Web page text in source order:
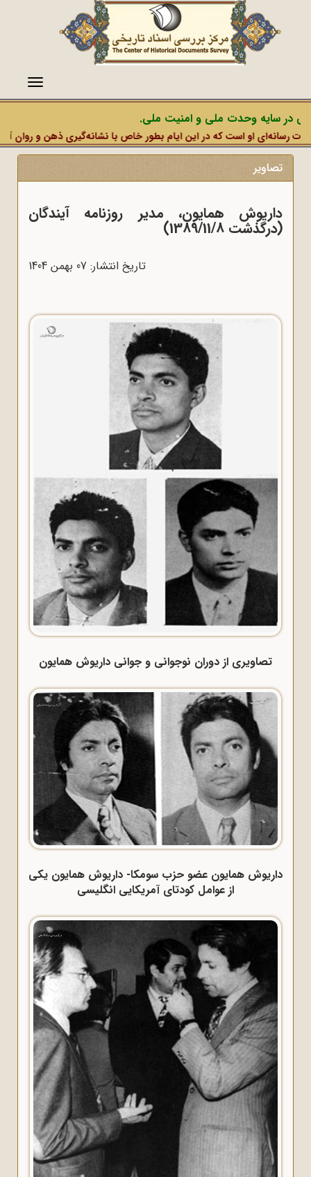
منو
سایه وحدت ملی و امنیت ملی.
او است که در این ایام بطور خاص با نشانه‌گیری ذهن و روان
تصاویر
داریوش همایون، مدیر روزنامه آیندگان
(درگذشت 1389/11/8)
تاریخ انتشار: 07 بهمن 1404
تصاویری از دوران نوجوانی و جوانی داریوش همایون
داریوش همایون عضو حزب سومکا- داریوش همایون یکی
از عوامل کودتای آمریکایی انگلیسی